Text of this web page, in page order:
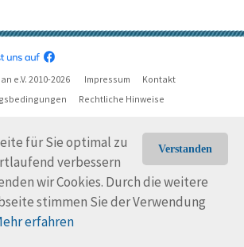
Verstanden
für Sie optimal zu
verbessern
wir Cookies. Durch die weitere
stimmen Sie der Verwendung
erfahren
e.V. 2010-2026 Impressum
Kontakt
Rechtliche Hinweise